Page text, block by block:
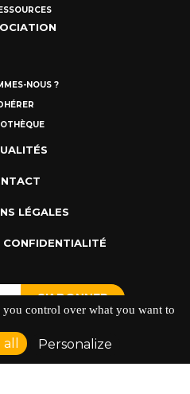
NOUS ?
LÉGALES
SERGENT MAGINOT 35000
you control over what you want to
Personalize